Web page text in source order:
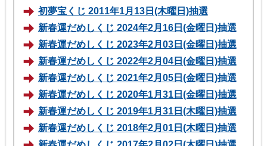
初夢宝くじ 2011年1月13日(木曜日)抽選
新春運だめしくじ 2024年2月16日(金曜日)抽選
新春運だめしくじ 2023年2月03日(金曜日)抽選
新春運だめしくじ 2022年2月04日(金曜日)抽選
新春運だめしくじ 2021年2月05日(金曜日)抽選
新春運だめしくじ 2020年1月31日(金曜日)抽選
新春運だめしくじ 2019年1月31日(木曜日)抽選
新春運だめしくじ 2018年2月01日(木曜日)抽選